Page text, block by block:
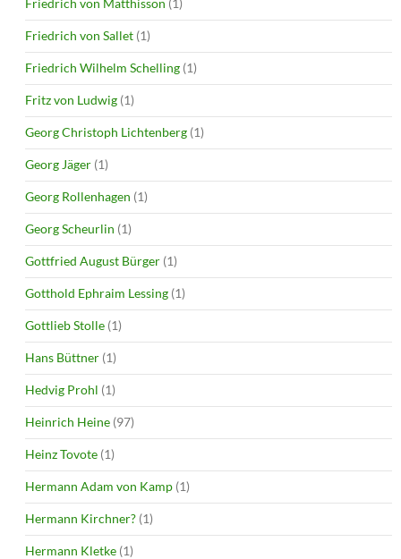
Friedrich von Matthisson (1)
Friedrich von Sallet (1)
Friedrich Wilhelm Schelling (1)
Fritz von Ludwig (1)
Georg Christoph Lichtenberg (1)
Georg Jäger (1)
Georg Rollenhagen (1)
Georg Scheurlin (1)
Gottfried August Bürger (1)
Gotthold Ephraim Lessing (1)
Gottlieb Stolle (1)
Hans Büttner (1)
Hedvig Prohl (1)
Heinrich Heine (97)
Heinz Tovote (1)
Hermann Adam von Kamp (1)
Hermann Kirchner? (1)
Hermann Kletke (1)